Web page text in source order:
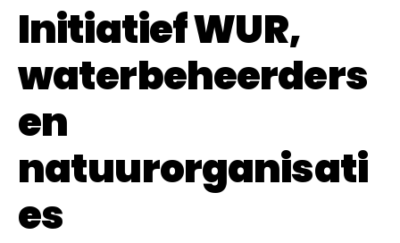
Initiatief WUR,
waterbeheerders
en
natuurorganisati
es